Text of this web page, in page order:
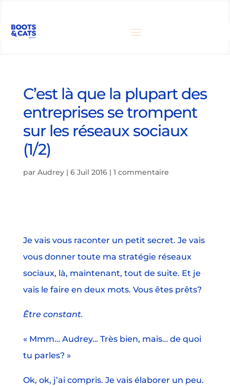
C’est là que la plupart des
entreprises se trompent
sur les réseaux sociaux
(1/2)
par Audrey| 6 Juil 2016| 1 commentaire
Je vais vous raconter un petit secret. Je vais
vous donner toute ma stratégie réseaux
sociaux, là, maintenant, tout de suite. Et je
vais le faire en deux mots. Vous êtes prêts?
Être constant.
« Mmm… Audrey… Très bien, mais… de quoi
tu parles? »
Ok, ok, j’ai compris. Je vais élaborer un peu.